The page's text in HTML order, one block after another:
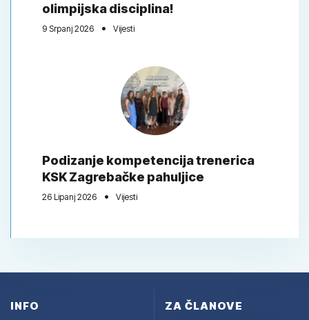
olimpijska disciplina!
9 Srpanj 2026 Vijesti
Podizanje kompetencija trenerica
KSK Zagrebačke pahuljice
26 Lipanj 2026 Vijesti
INFO ZA ČLANOVE